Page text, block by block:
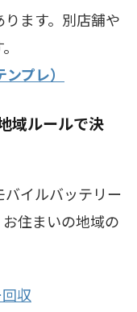
ます。別店舗や
プレ）
域ルールで決
イルバッテリー
住まいの地域の
収